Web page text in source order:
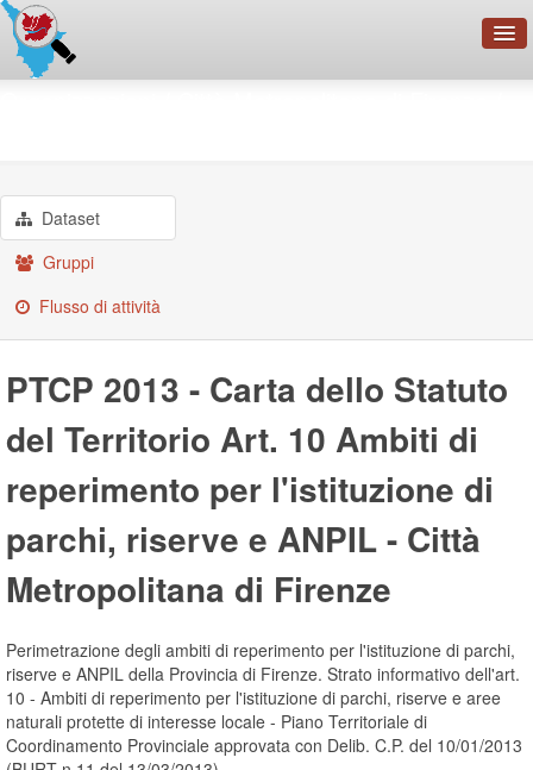
Dataset
Gruppi
Flusso di attività
PTCP 2013 - Carta dello Statuto
del Territorio Art. 10 Ambiti di
reperimento per l'istituzione di
parchi, riserve e ANPIL - Città
Metropolitana di Firenze
Perimetrazione degli ambiti di reperimento per l'istituzione di parchi,
riserve e ANPIL della Provincia di Firenze. Strato informativo dell'art.
10 - Ambiti di reperimento per l'istituzione di parchi, riserve e aree
naturali protette di interesse locale - Piano Territoriale di
Coordinamento Provinciale approvata con Delib. C.P. del 10/01/2013